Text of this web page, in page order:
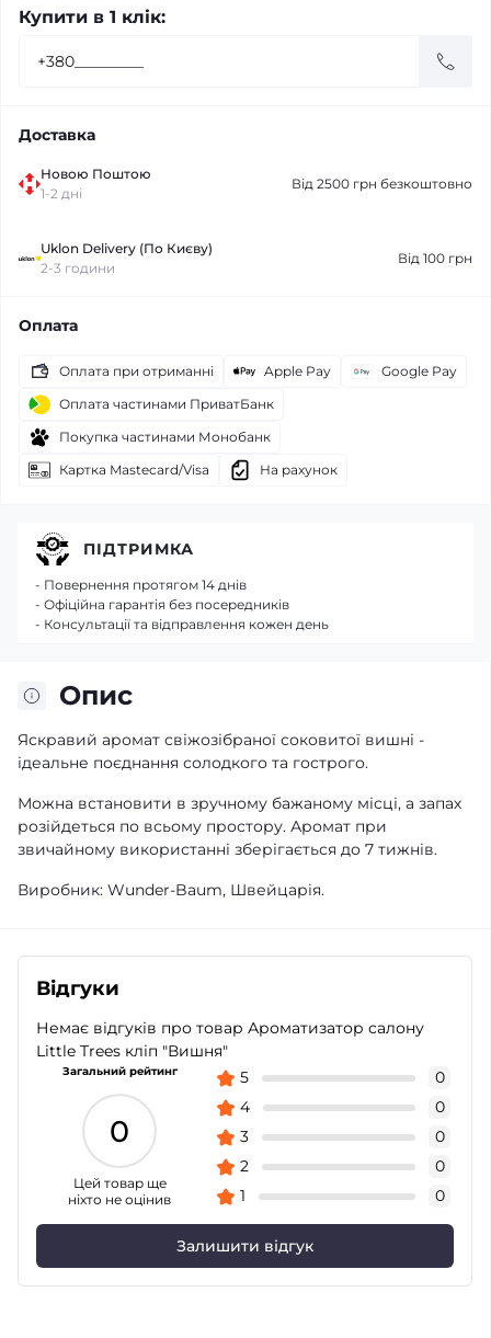
Купити в 1 клік:
Доставка
Новою Поштою
1-2 дні
Від 2500 грн безкоштовно
Uklon Delivery (По Києву)
2-3 години
Від 100 грн
Оплата
Оплата при отриманні Apple Pay
Google Pay
Оплата частинами ПриватБанк
Покупка частинами Монобанк
Картка Mastecard/Visa
На рахунок
Опис
Яскравий аромат свіжозібраної соковитої вишні -
ідеальне поєднання солодкого та гострого.
Можна встановити в зручному бажаному місці, а запах
розійдеться по всьому простору. Аромат при
звичайному використанні зберігається до 7 тижнів.
Виробник: Wunder-Baum, Швейцарія.
Відгуки
Немає відгуків про товар Ароматизатор салону
Little Trees кліп "Вишня"
Загальний рейтинг
0
Цей товар ще
ніхто не оцінив
5
0
4
0
3
0
2
0
1
0
Залишити відгук
ПІДТРИМКА
- Повернення протягом 14 днів
- Офіційна гарантія без посередників
- Консультації та відправлення кожен день